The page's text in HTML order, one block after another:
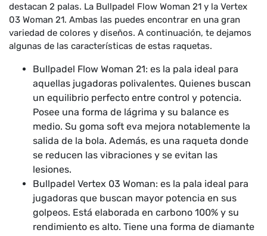
destacan 2 palas. La Bullpadel Flow Woman 21 y la Vertex
03 Woman 21. Ambas las puedes encontrar en una gran
variedad de colores y diseños. A continuación, te dejamos
algunas de las características de estas raquetas.
Bullpadel Flow Woman 21: es la pala ideal para
aquellas jugadoras polivalentes. Quienes buscan
un equilibrio perfecto entre control y potencia.
Posee una forma de lágrima y su balance es
medio. Su goma soft eva mejora notablemente la
salida de la bola. Además, es una raqueta donde
se reducen las vibraciones y se evitan las
lesiones.
Bullpadel Vertex 03 Woman: es la pala ideal para
jugadoras que buscan mayor potencia en sus
golpeos. Está elaborada en carbono 100% y su
rendimiento es alto. Tiene una forma de diamante